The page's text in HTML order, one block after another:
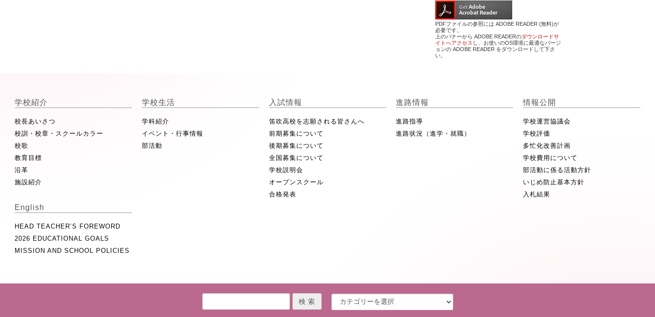
PDFファイルの参照には ADOBE READER (無料)が
必要です。
上のバナーから ADOBE READERのダウンロードサ
イトへアクセス し、お使いのOS環境に最適なバージ
ョンの ADOBE READER をダウンロードして下さ
い。
学校紹介
校長あいさつ
校訓・校章・スクールカラー
校歌
教育目標
沿革
施設紹介
学校生活
学科紹介
イベント・行事情報
部活動
入試情報
笛吹高校を志願される皆さんへ
前期募集について
後期募集について
全国募集について
学校説明会
オープンスクール
合格発表
進路情報
進路指導
進路状況（進学・就職）
情報公開
学校運営協議会
学校評価
多忙化改善計画
学校費用について
部活動に係る活動方針
いじめ防止基本方針
入札結果
English
HEAD TEACHER’S FOREWORD
2026 EDUCATIONAL GOALS
MISSION AND SCHOOL POLICIES